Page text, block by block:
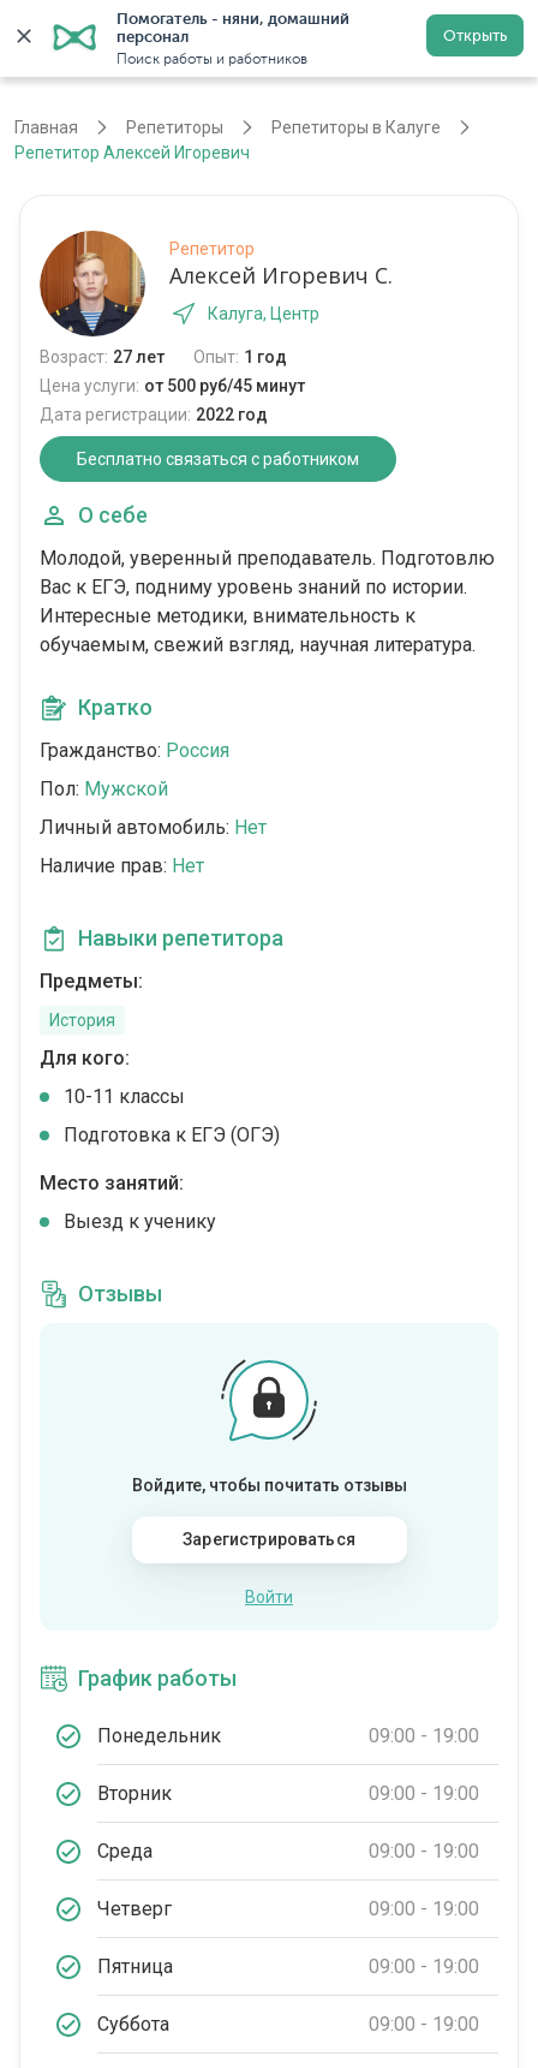
Помогатель - няни, домашний
персонал
Поиск работы и работников
Открыть
Регистрация
Главная Репетиторы
Репетиторы в Калуге
Репетитор Алексей Игоревич
Репетитор
Алексей Игоревич С.
Калуга, Центр
Возраст: 27 лет Опыт: 1 год
Цена услуги: от 500 руб/45 минут
Дата регистрации: 2022 год
Бесплатно связаться с работником
О себе
Молодой, уверенный преподаватель. Подготовлю
Вас к ЕГЭ, подниму уровень знаний по истории.
Интересные методики, внимательность к
обучаемым, свежий взгляд, научная литература.
Кратко
Гражданство: Россия
Пол: Мужской
Личный автомобиль: Нет
Наличие прав: Нет
Навыки репетитора
Предметы:
История
Для кого:
10-11 классы
Подготовка к ЕГЭ (ОГЭ)
Место занятий:
Выезд к ученику
Отзывы
Войдите, чтобы почитать отзывы
Зарегистрироваться
Войти
График работы
Понедельник 09:00 - 19:00
Вторник 09:00 - 19:00
Среда 09:00 - 19:00
Четверг 09:00 - 19:00
Пятница 09:00 - 19:00
Суббота 09:00 - 19:00